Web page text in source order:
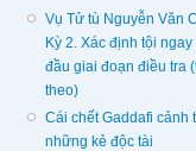
Vụ Tử tù Nguyễn Văn
Kỳ 2. Xác định tội
đầu giai đoạn điều tra
theo)
Cái chết Gaddafi cảnh
những kẻ độc tài